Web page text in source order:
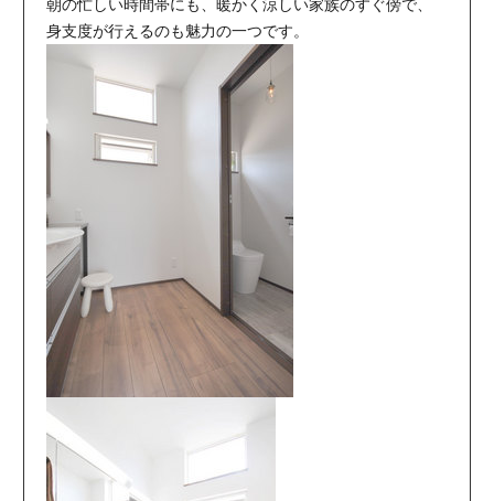
朝の忙しい時間帯にも、暖かく涼しい家族のすぐ傍で、
身支度が行えるのも魅力の一つです。